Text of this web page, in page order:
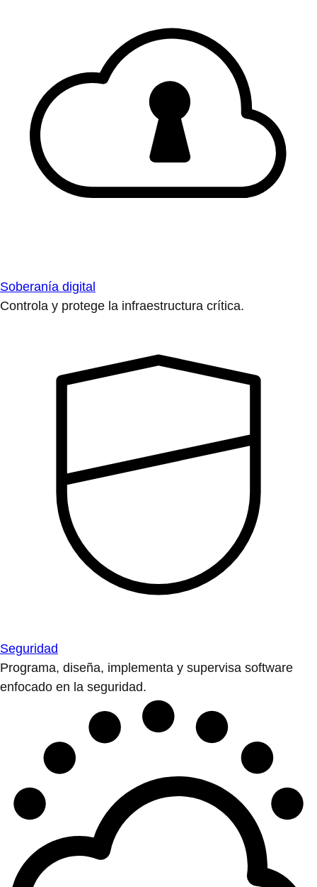
Soberanía digital
Controla y protege la infraestructura crítica.
Seguridad
Programa, diseña, implementa y supervisa software
enfocado en la seguridad.